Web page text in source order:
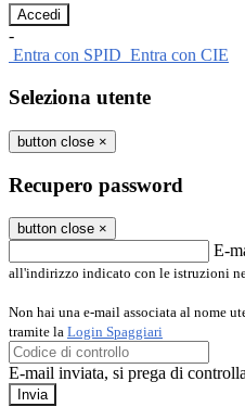
-
Entra con SPID Entra con CIE
Seleziona utente
button close ×
Recupero password
button close ×
E-
all'indirizzo indicato con le istruzioni
Non hai una e-mail associata al nome
tramite la Login Spaggiari
E-mail inviata, si prega di